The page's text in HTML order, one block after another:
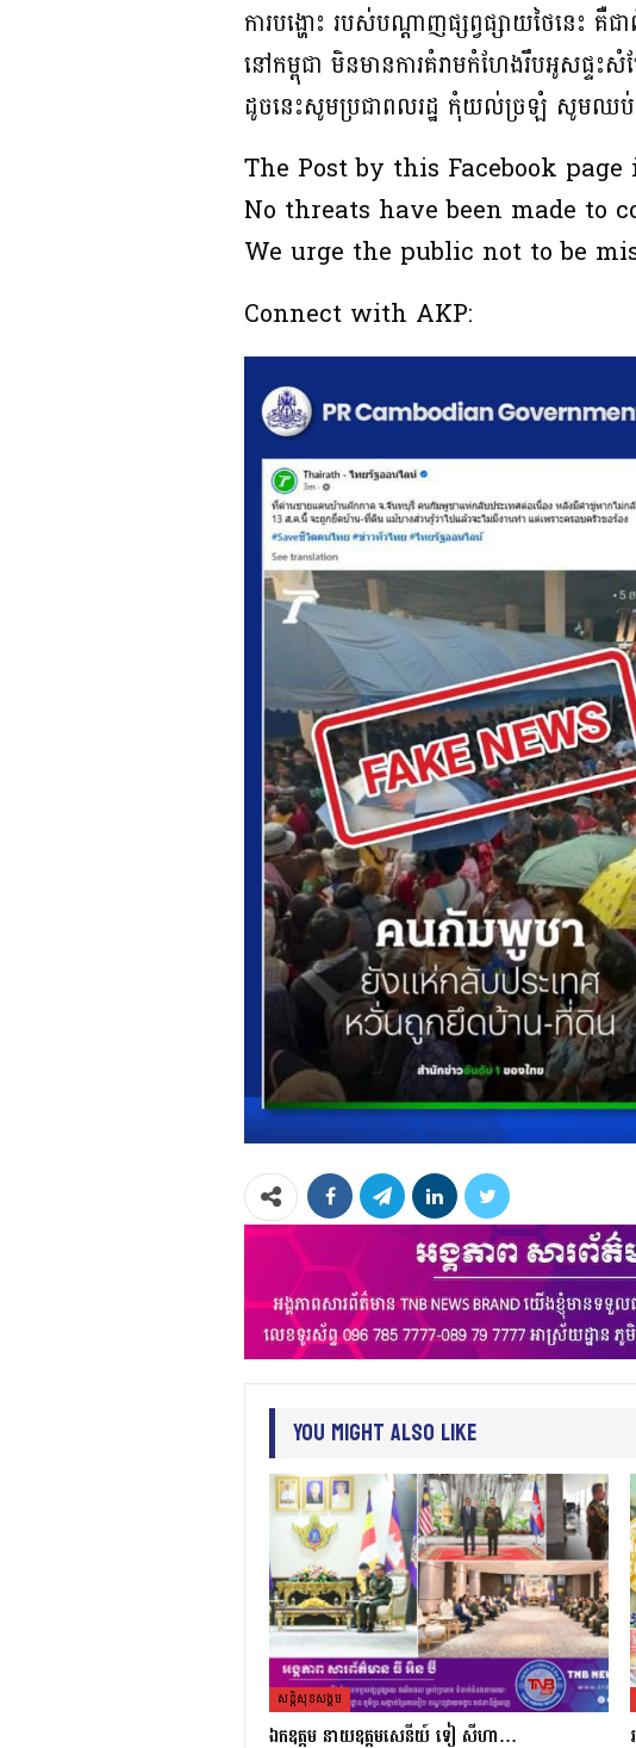
ការបង្ហោះ របស់បណ្ដាញផ្សព្វផ្សាយថៃនេះ គឺជា
នៅកម្ពុជា មិនមានការគំរាមកំហែងរឹបអូសផ្ទះសំ
ដូចនេះសូមប្រជាពលរដ្ឋ កុំយល់ច្រឡំ សូមឈប់ផ្
The Post by this Facebook page
No threats have been made to
We urge the public not to be
Connect with AKP:
You Might Also Like
សន្តិសុខសង្គម
ឯកឧត្តម នាយឧត្តមសេនីយ៍ ទៀ សីហា…